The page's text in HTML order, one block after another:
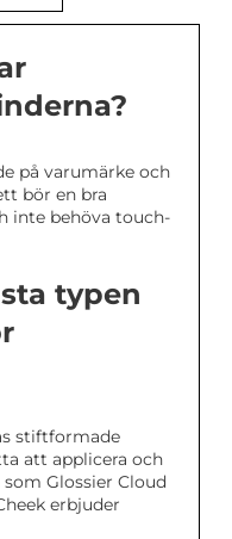
på varumärke och
bör en bra
inte behöva touch-
typen
stiftformade
att applicera och
Glossier Cloud
erbjuder